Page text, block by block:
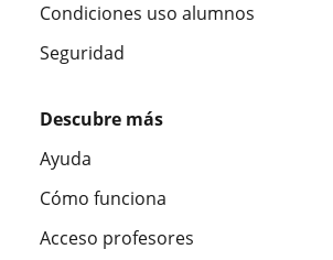
Condiciones uso alumnos
Seguridad
Descubre más
Ayuda
Cómo funciona
Acceso profesores